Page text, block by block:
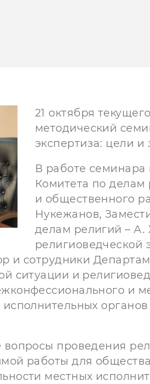
21 октября
методический
экспертиза: цели и
В работе семинара
Комитета по
и общественного
Нукежанов,
делам религий – А.
религиоведческой
и сотрудники
ситуации и
и
проведения
работы для
местных